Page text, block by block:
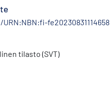
fe20230831114658
tilasto (SVT)